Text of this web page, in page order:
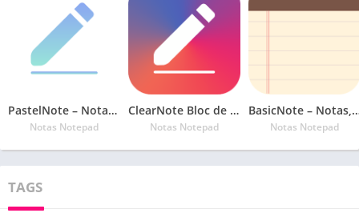
PastelNote – Notas, Bloc de notas
Notas Notepad
ClearNote Bloc de notas
Notas Notepad
BasicNote –
Notas Notepad
TAGS